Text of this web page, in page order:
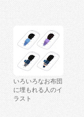
いろいろなお布団
に埋もれる人のイ
ラスト